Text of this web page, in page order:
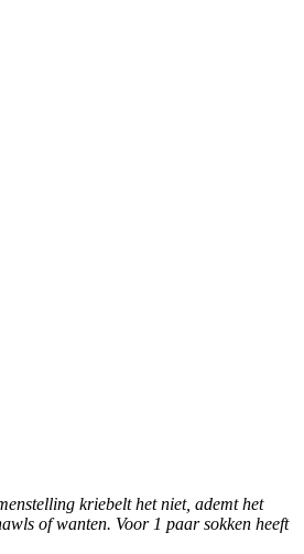
kriebelt het niet, ademt het
of wanten. Voor 1 paar sokken heeft